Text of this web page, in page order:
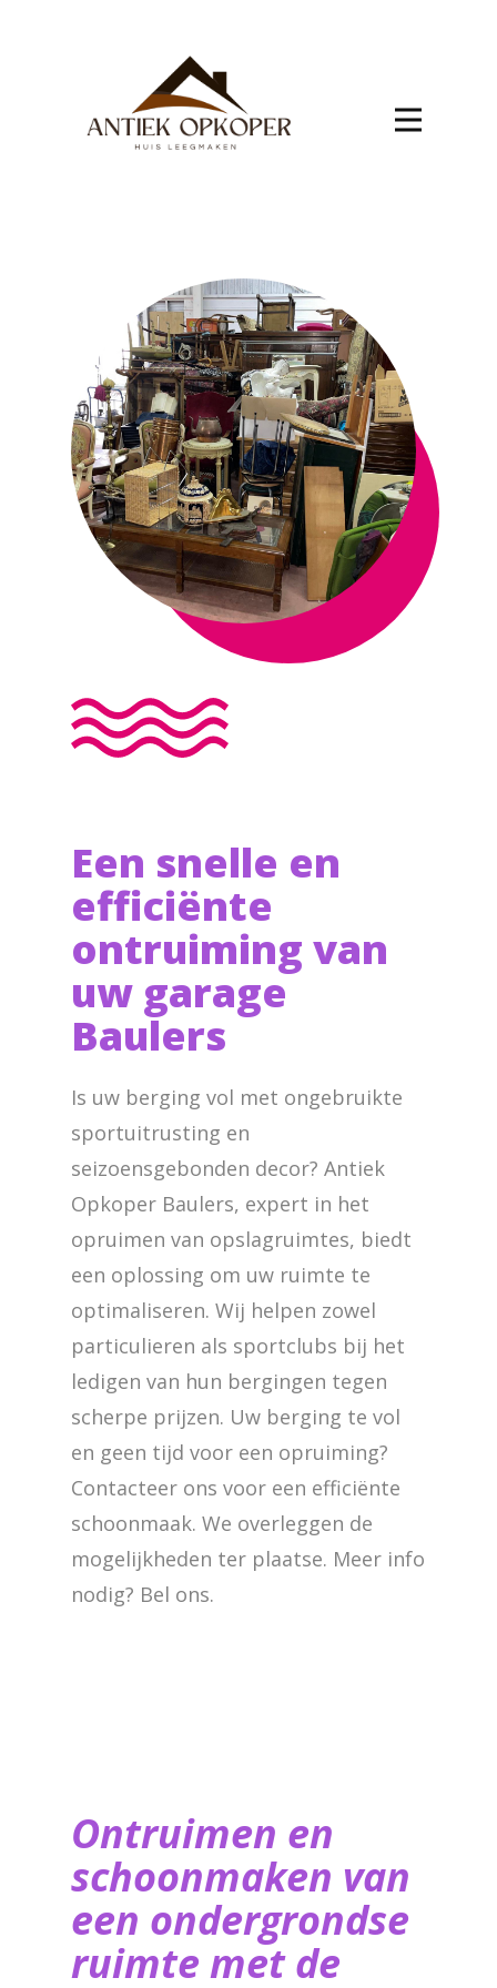
Een snelle en
efficiënte
ontruiming van
uw garage
Baulers
Is uw berging vol met ongebruikte
sportuitrusting en
seizoensgebonden decor? Antiek
Opkoper Baulers, expert in het
opruimen van opslagruimtes, biedt
een oplossing om uw ruimte te
optimaliseren. Wij helpen zowel
particulieren als sportclubs bij het
ledigen van hun bergingen tegen
scherpe prijzen. Uw berging te vol
en geen tijd voor een opruiming?
Contacteer ons voor een efficiënte
schoonmaak. We overleggen de
mogelijkheden ter plaatse. Meer info
nodig? Bel ons.
Ontruimen en
schoonmaken van
een ondergrondse
ruimte met de